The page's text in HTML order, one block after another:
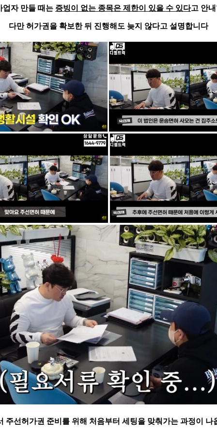
업자 만들 때는 증빙이 없는 종목은 제한이 있을 수 있다고 안
다만 허가권을 확보한 뒤 진행해도 늦지 않다고 설명합니다
주선허가권 준비를 위해 처음부터 세팅을 맞춰가는 과정이 나